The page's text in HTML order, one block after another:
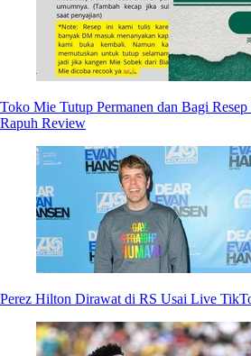
Toko Mie Tutup Permanen dan Bagi
Rapuh Review
Perez Hilton Dirawat di RS Usai Live